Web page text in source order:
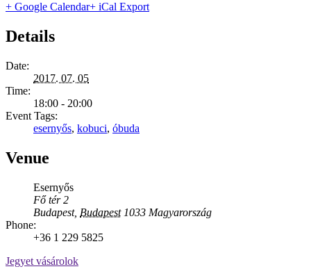
+ Google Calendar+ iCal Export
Details
Date:
2017. 07. 05
Time:
18:00 - 20:00
Event Tags:
esernyős, kobuci, óbuda
Venue
Esernyős
Fő tér 2
Budapest, Budapest 1033 Magyarország
Phone:
+36 1 229 5825
Jegyet vásárolok